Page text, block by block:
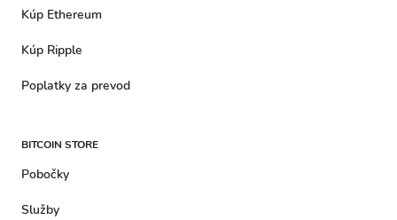
Kúp Ethereum
Kúp Ripple
Poplatky za prevod
BITCOIN STORE
Pobočky
Služby